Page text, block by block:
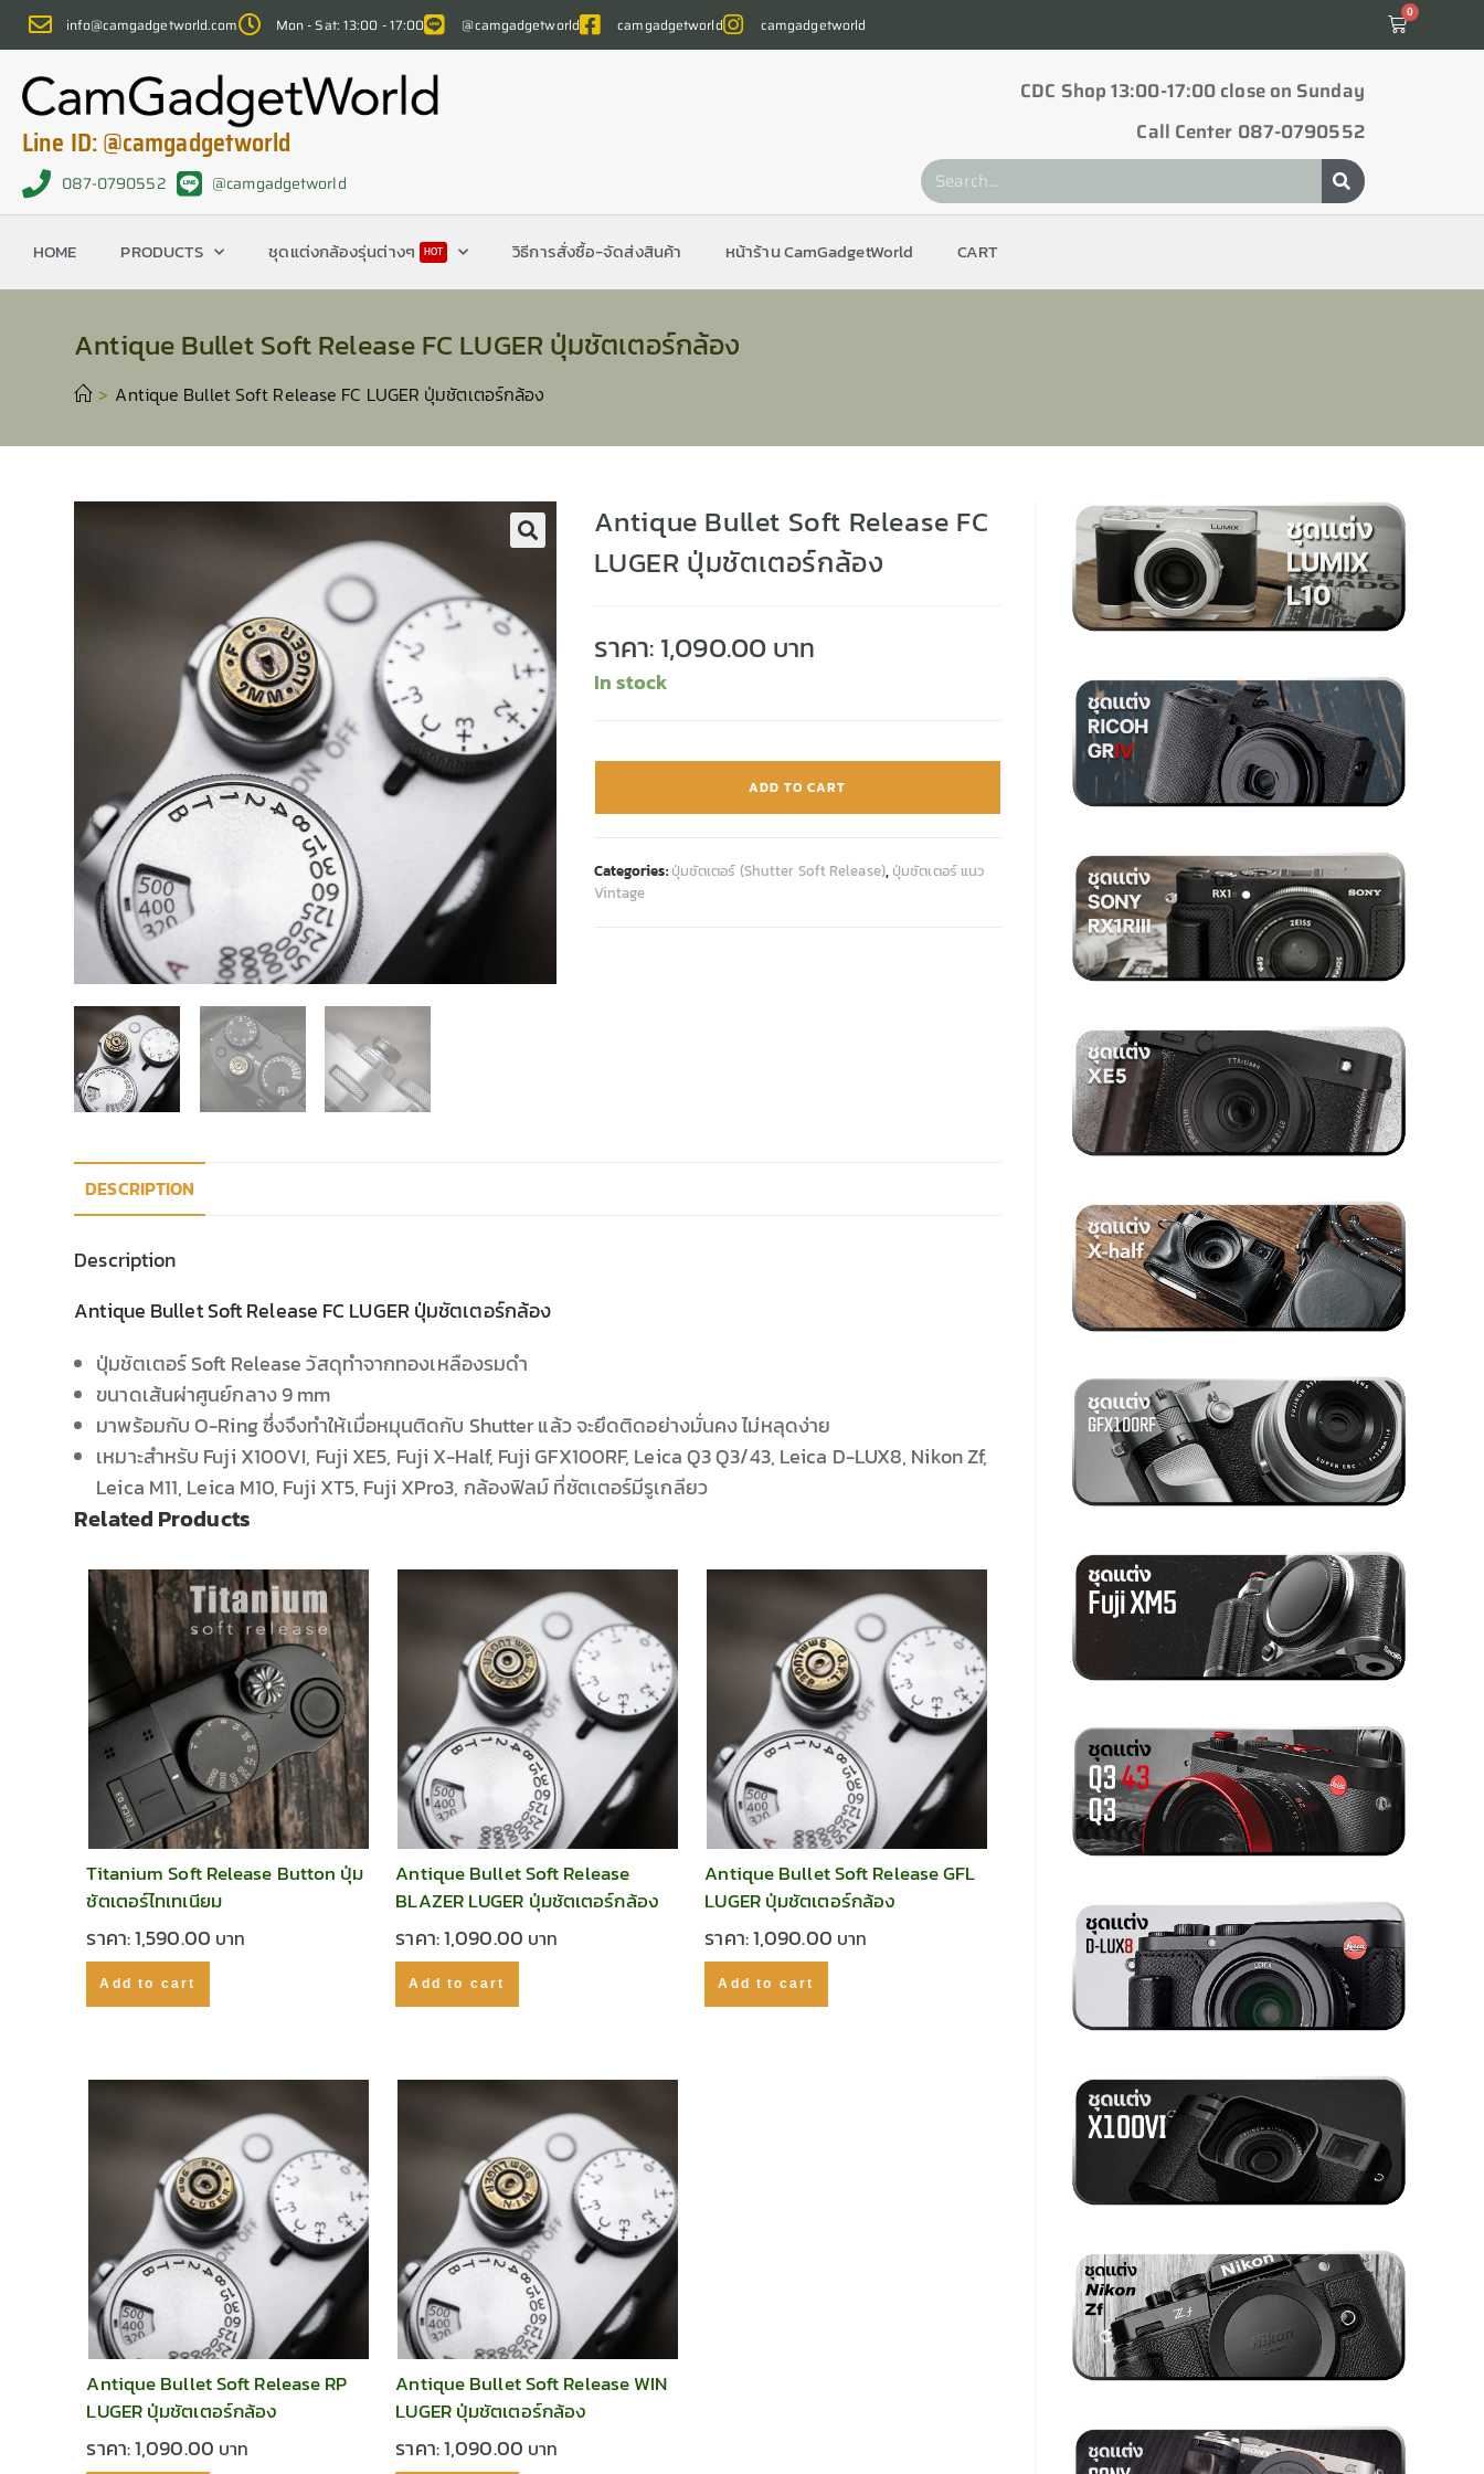
info@camgadgetworld.com Mon - Sat: 13:00 - 17:00 @camgadgetworld camgadgetworld camgadgetworld
0
Line ID: @camgadgetworld
087-0790552 @camgadgetworld
CDC Shop 13:00-17:00 close on Sunday
Call Center 087-0790552
HOME PRODUCTS ชุดแต่งกล้องรุ่นต่างๆ HOT วิธีการสั่งซื้อ-จัดส่งสินค้า หน้าร้าน CamGadgetWorld CART
Antique Bullet Soft Release FC LUGER ปุ่มชัตเตอร์กล้อง
> Antique Bullet Soft Release FC LUGER ปุ่มชัตเตอร์กล้อง
Antique Bullet Soft Release FC
LUGER ปุ่มชัตเตอร์กล้อง
ราคา:1,090.00
In stock
ADD TO CART
Categories: ปุ่มชัตเตอร์ (Shutter Soft Release), ปุ่มชัตเตอร์ แนว
Vintage
DESCRIPTION
Description
Antique Bullet Soft Release FC LUGER ปุ่มชัตเตอร์กล้อง
ปุ่มชัตเตอร์ Soft Release วัสดุทำจากทองเหลืองรมดำ
ขนาดเส้นผ่าศูนย์กลาง 9 mm
มาพร้อมกับ O-Ring ซึ่งจึงทำให้เมื่อหมุนติดกับ Shutter แล้ว จะยึดติดอย่างมั่นคง ไม่หลุดง่าย
เหมาะสำหรับ Fuji X100VI, Fuji XE5, Fuji X-Half, Fuji GFX100RF, Leica Q3 Q3/43, Leica D-LUX8, Nikon Zf,
Leica M11, Leica M10, Fuji XT5, Fuji XPro3, กล้องฟิลม์ ที่ชัตเตอร์มีรูเกลียว
Related Products
Titanium Soft Release Button ปุ่ม
ชัตเตอร์ไทเทเนียม
ราคา:1,590.00
Add to cart
Antique Bullet Soft Release
BLAZER LUGER ปุ่มชัตเตอร์กล้อง
ราคา:1,090.00
Add to cart
Antique Bullet Soft Release GFL
LUGER ปุ่มชัตเตอร์กล้อง
ราคา:1,090.00
Add to cart
Antique Bullet Soft Release RP
LUGER ปุ่มชัตเตอร์กล้อง
ราคา:1,090.00
Antique Bullet Soft Release WIN
LUGER ปุ่มชัตเตอร์กล้อง
ราคา:1,090.00